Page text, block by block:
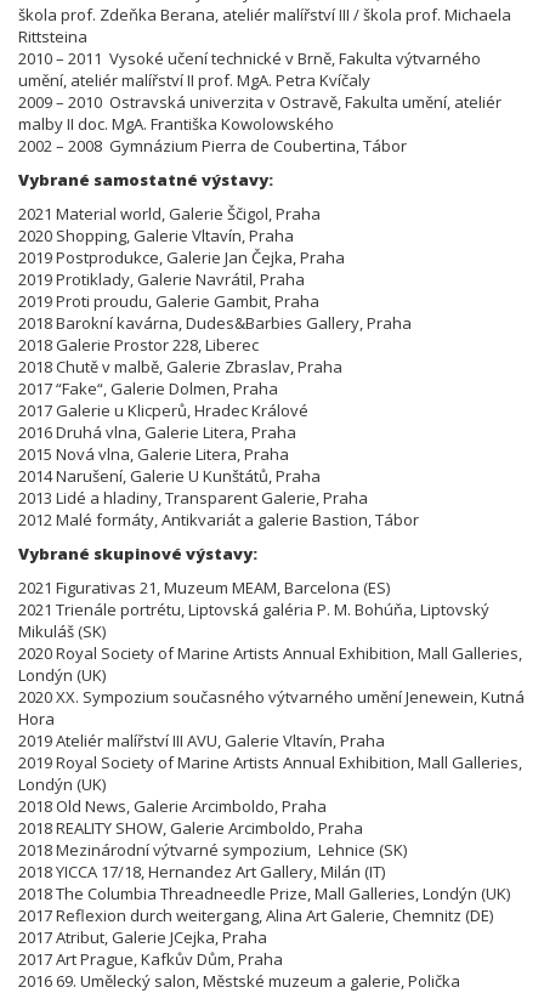
škola prof. Zdeňka Berana, ateliér malířství III / škola prof. Michaela
Rittsteina
2010 – 2011 Vysoké učení technické v Brně, Fakulta výtvarného
umění, ateliér malířství II prof. MgA. Petra Kvíčaly
2009 – 2010 Ostravská univerzita v Ostravě, Fakulta umění, ateliér
malby II doc. MgA. Františka Kowolowského
2002 – 2008 Gymnázium Pierra de Coubertina, Tábor
Vybrané samostatné výstavy:
2021 Material world, Galerie Ščigol, Praha
2020 Shopping, Galerie Vltavín, Praha
2019 Postprodukce, Galerie Jan Čejka, Praha
2019 Protiklady, Galerie Navrátil, Praha
2019 Proti proudu, Galerie Gambit, Praha
2018 Barokní kavárna, Dudes&Barbies Gallery, Praha
2018 Galerie Prostor 228, Liberec
2018 Chutě v malbě, Galerie Zbraslav, Praha
2017 “Fake“, Galerie Dolmen, Praha
2017 Galerie u Klicperů, Hradec Králové
2016 Druhá vlna, Galerie Litera, Praha
2015 Nová vlna, Galerie Litera, Praha
2014 Narušení, Galerie U Kunštátů, Praha
2013 Lidé a hladiny, Transparent Galerie, Praha
2012 Malé formáty, Antikvariát a galerie Bastion, Tábor
Vybrané skupinové výstavy:
2021 Figurativas 21, Muzeum MEAM, Barcelona (ES)
2021 Trienále portrétu, Liptovská galéria P. M. Bohúňa, Liptovský
Mikuláš (SK)
2020 Royal Society of Marine Artists Annual Exhibition, Mall Galleries,
Londýn (UK)
2020 XX. Sympozium současného výtvarného umění Jenewein, Kutná
Hora
2019 Ateliér malířství III AVU, Galerie Vltavín, Praha
2019 Royal Society of Marine Artists Annual Exhibition, Mall Galleries,
Londýn (UK)
2018 Old News, Galerie Arcimboldo, Praha
2018 REALITY SHOW, Galerie Arcimboldo, Praha
2018 Mezinárodní výtvarné sympozium, Lehnice (SK)
2018 YICCA 17/18, Hernandez Art Gallery, Milán (IT)
2018 The Columbia Threadneedle Prize, Mall Galleries, Londýn (UK)
2017 Reflexion durch weitergang, Alina Art Galerie, Chemnitz (DE)
2017 Atribut, Galerie JCejka, Praha
2017 Art Prague, Kafkův Dům, Praha
2016 69. Umělecký salon, Městské muzeum a galerie, Polička